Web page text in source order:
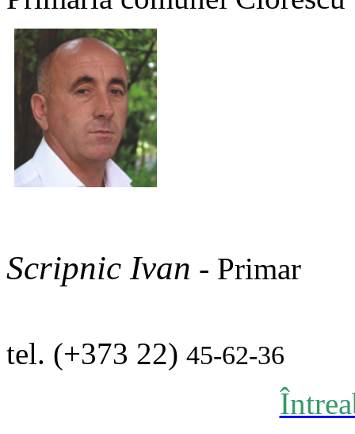
Scripnic Ivan - Primar
tel. (+373 22) 45-62-36